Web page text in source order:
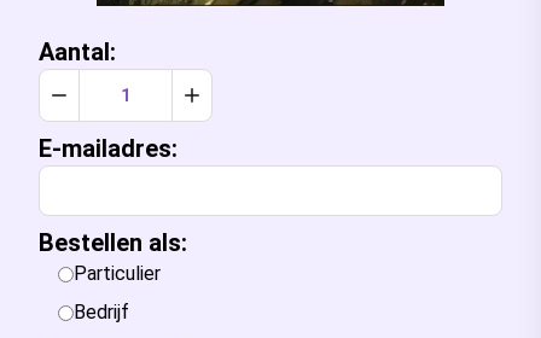
Aantal:
Verlaag aantal met 1Verhoog aantal met 1
E-mailadres:
Bestellen als:
Particulier
Bedrijf